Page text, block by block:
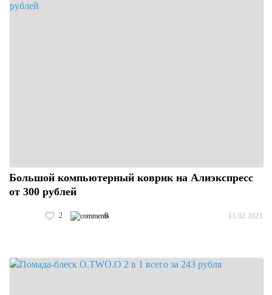
Большой компьютерный коврик на Алиэкспресс
от 300 рублей
2 0 13.02.2021